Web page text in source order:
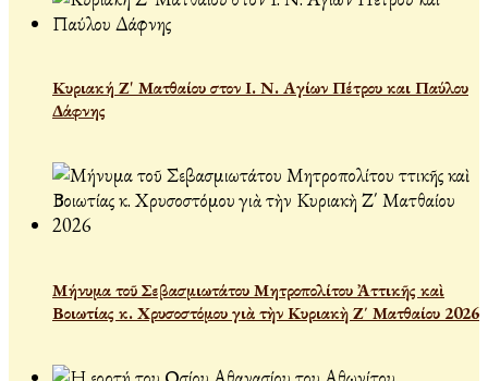
Κυριακή Ζ' Ματθαίου στον Ι. Ν. Αγίων Πέτρου και Παύλου
Δάφνης
Μήνυμα τοῦ Σεβασμιωτάτου Μητροπολίτου Ἀττικῆς καὶ
Βοιωτίας κ. Χρυσοστόμου γιὰ τὴν Κυριακὴ Ζ΄ Ματθαίου 2026